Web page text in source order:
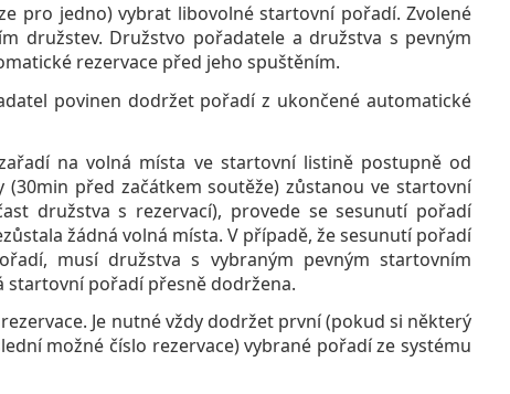
pro jedno) vybrat libovolné startovní pořadí. Zvolené
družstev. Družstvo pořadatele a družstva s pevným
rezervace před jeho spuštěním.
povinen dodržet pořadí z ukončené automatické
na volná místa ve startovní listině postupně od
před začátkem soutěže) zůstanou ve startovní
družstva s rezervací), provede se sesunutí pořadí
žádná volná místa. V případě, že sesunutí pořadí
musí družstva s vybraným pevným startovním
startovní pořadí přesně dodržena.
Je nutné vždy dodržet první (pokud si některý
možné číslo rezervace) vybrané pořadí ze systému